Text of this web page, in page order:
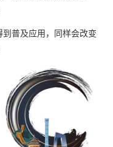
普及应用，同样会改变